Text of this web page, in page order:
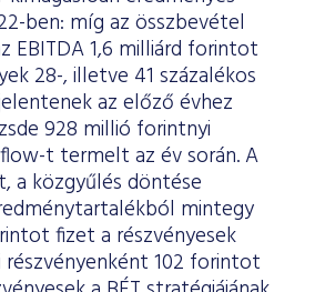
ben: míg az összbevétel
EBITDA 1,6 milliárd forintot
28-, illetve 41 százalékos
az előző évhez
928 millió forintnyi
t termelt az év során. A
a közgyűlés döntése
mintegy
fizet a részvényesek
részvényenként 102 forintot